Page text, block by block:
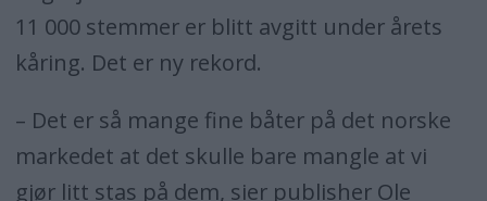
11 000 stemmer er blitt avgitt under årets
kåring. Det er ny rekord.
– Det er så mange fine båter på det norske
markedet at det skulle bare mangle at vi
gjør litt stas på dem, sier publisher Ole